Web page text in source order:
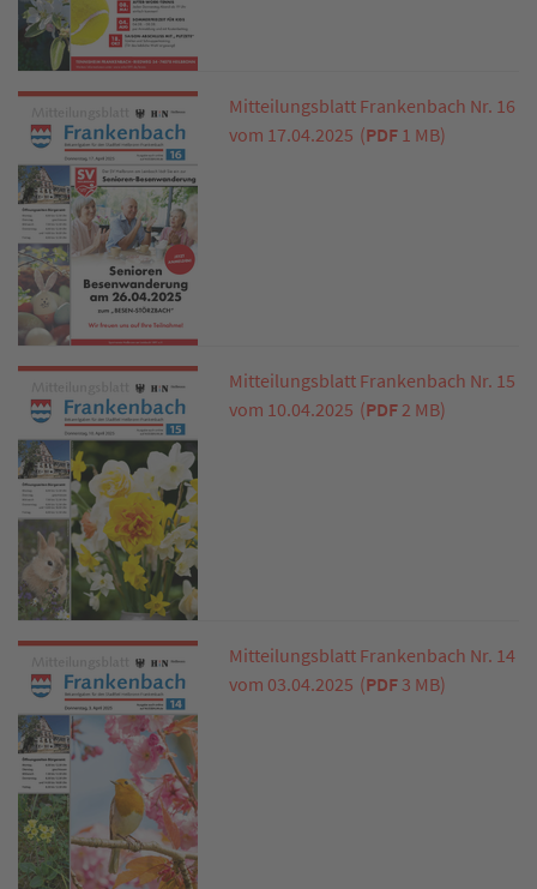
Mitteilungsblatt Frankenbach Nr. 16
vom 17.04.2025 (PDF 1 MB)
Mitteilungsblatt Frankenbach Nr. 15
vom 10.04.2025 (PDF 2 MB)
Mitteilungsblatt Frankenbach Nr. 14
vom 03.04.2025 (PDF 3 MB)